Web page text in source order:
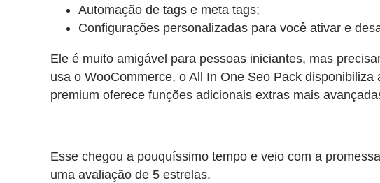
Automação de tags e meta tags;
Configurações personalizadas para você ativar e
Ele é muito amigável para pessoas iniciantes, mas
usa o WooCommerce, o All In One Seo Pack
premium oferece funções adicionais extras mais
Esse chegou a pouquíssimo tempo e veio com a
uma avaliação de 5 estrelas.